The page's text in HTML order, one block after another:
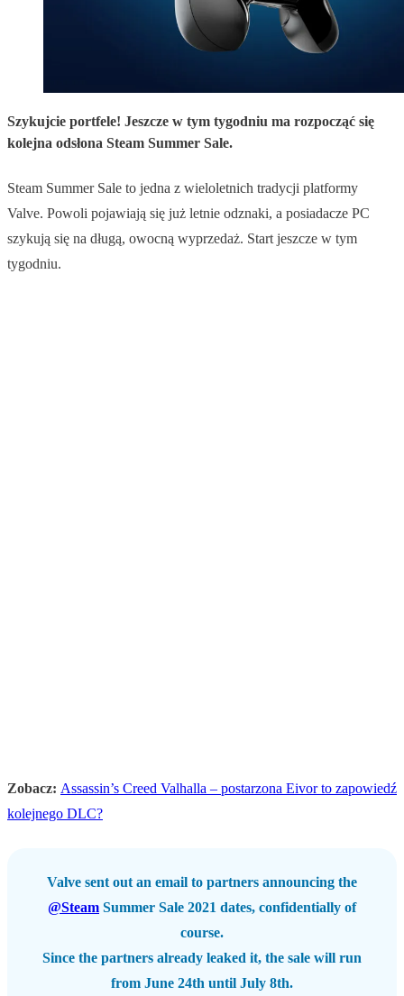
Szykujcie portfele! Jeszcze w tym tygodniu ma rozpocząć się
kolejna odsłona Steam Summer Sale.
Steam Summer Sale to jedna z wieloletnich tradycji platformy
Valve. Powoli pojawiają się już letnie odznaki, a posiadacze PC
szykują się na długą, owocną wyprzedaż. Start jeszcze w tym
tygodniu.
Zobacz: Assassin’s Creed Valhalla – postarzona Eivor to zapowiedź
kolejnego DLC?
Valve sent out an email to partners announcing the
@Steam Summer Sale 2021 dates, confidentially of
course.
Since the partners already leaked it, the sale will run
from June 24th until July 8th.